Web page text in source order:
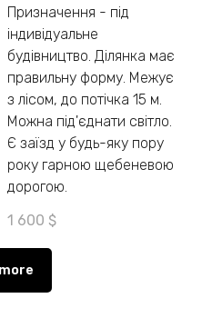
Призначення - під
індивідуальне
будівництво. Ділянка має
правильну форму. Межує
з лісом, до потічка 15 м.
Можна під'єднати світло.
Є заїзд у будь-яку пору
року гарною щебеневою
дорогою.
1 600 $